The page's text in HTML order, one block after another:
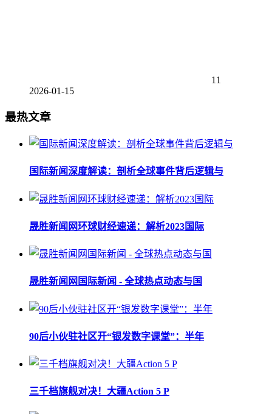
11
2026-01-15
最热文章
国际新闻深度解读：剖析全球事件背后逻辑与
晟胜新闻网环球财经速递：解析2023国际
晟胜新闻网国际新闻 - 全球热点动态与国
90后小伙驻社区开“银发数字课堂”：半年
三千档旗舰对决！大疆Action 5 P